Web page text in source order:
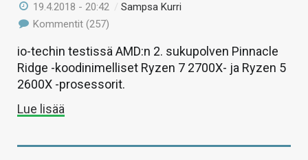
19.4.2018 - 20:42 /Sampsa Kurri
Kommentit (257)
io-techin testissä AMD:n 2. sukupolven Pinnacle
Ridge -koodinimelliset Ryzen 7 2700X- ja Ryzen 5
2600X -prosessorit.
Lue lisää